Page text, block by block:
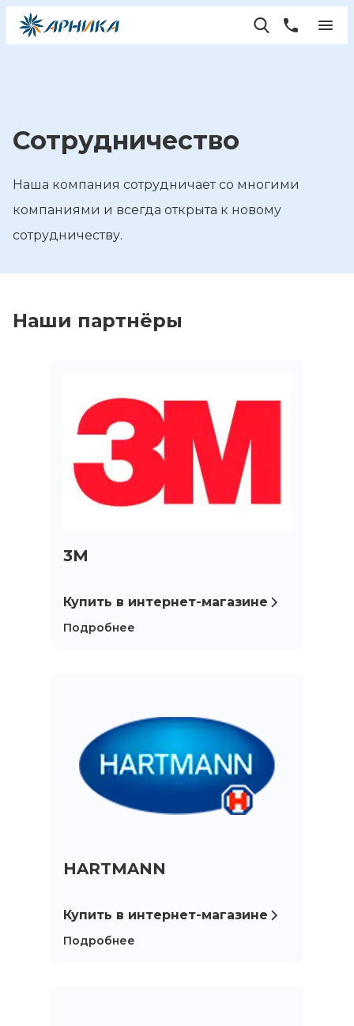
Главная
Контакты
Сотрудничество
Наша компания сотрудничает со многими
компаниями и всегда открыта к новому
сотрудничеству.
Наши партнёры
3M
Купить в интернет-магазине
Подробнее
HARTMANN
Купить в интернет-магазине
Подробнее